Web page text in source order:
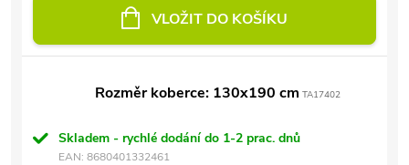
VLOŽIT DO KOŠÍKU
Rozměr koberce: 130x190 cm TA17402
Skladem - rychlé dodání do 1-2 prac. dnů
EAN: 8680401332461